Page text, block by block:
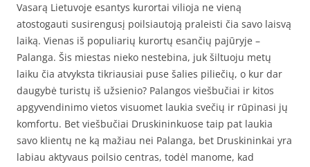
Vasarą Lietuvoje esantys kurortai vilioja ne vieną
atostogauti susirengusį poilsiautoją praleisti čia savo laisvą
laiką. Vienas iš populiarių kurortų esančių pajūryje –
Palanga. Šis miestas nieko nestebina, juk šiltuoju metų
laiku čia atvyksta tikriausiai puse šalies piliečių, o kur dar
daugybė turistų iš užsienio? Palangos viešbučiai ir kitos
apgyvendinimo vietos visuomet laukia svečių ir rūpinasi jų
komfortu. Bet viešbučiai Druskininkuose taip pat laukia
savo klientų ne ką mažiau nei Palanga, bet Druskininkai yra
labiau aktyvaus poilsio centras, todėl manome, kad